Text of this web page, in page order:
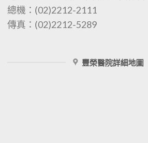
總機：(02)2212-2111
傳真：(02)2212-5289
豐榮醫院詳細地圖